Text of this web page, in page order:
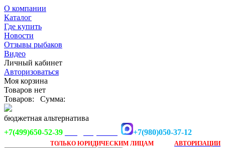
О компании
Каталог
Где купить
Новости
Отзывы рыбаков
Видео
Личный кабинет
Авторизоваться
Моя корзина
Товаров нет
Товаров:
Сумма:
бюджетная альтернатива
+7(499)650-52-39
+7(980)050-37-12
ТОЛЬКО ЮРИДИЧЕСКИМ ЛИЦАМ АВТОРИЗАЦИИ